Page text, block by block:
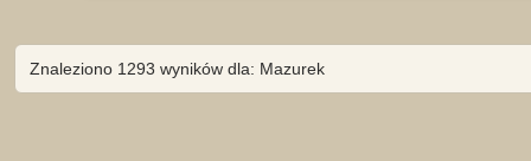
Znaleziono 1293 wyników dla: Mazurek